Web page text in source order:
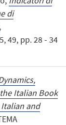
di
49, pp. 28 - 34
Italian Book
and